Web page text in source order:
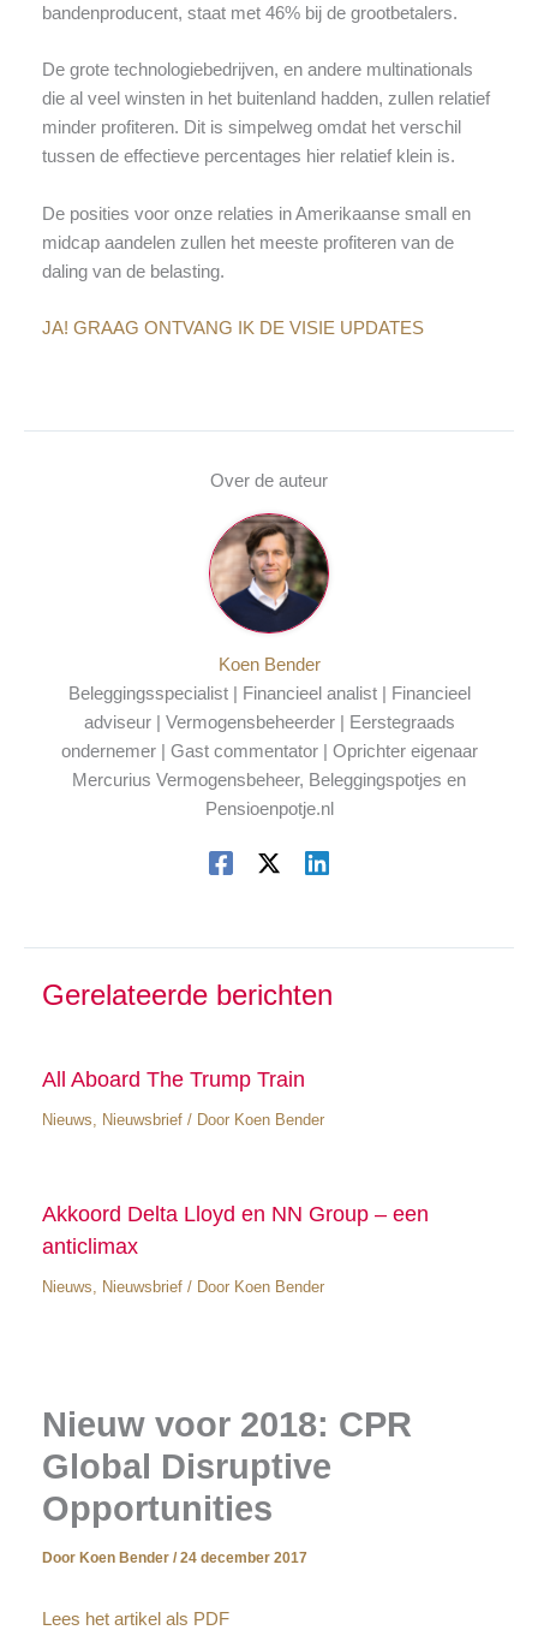
bandenproducent, staat met 46% bij de grootbetalers.
De grote technologiebedrijven, en andere multinationals
die al veel winsten in het buitenland hadden, zullen relatief
minder profiteren. Dit is simpelweg omdat het verschil
tussen de effectieve percentages hier relatief klein is.
De posities voor onze relaties in Amerikaanse small en
midcap aandelen zullen het meeste profiteren van de
daling van de belasting.
JA! GRAAG ONTVANG IK DE VISIE UPDATES
Over de auteur
Koen Bender
Beleggingsspecialist | Financieel analist | Financieel
adviseur | Vermogensbeheerder | Eerstegraads
ondernemer | Gast commentator | Oprichter eigenaar
Mercurius Vermogensbeheer, Beleggingspotjes en
Pensioenpotje.nl
Gerelateerde berichten
All Aboard The Trump Train
Nieuws Nieuwsbrief/ Door Koen Bender
Akkoord Delta Lloyd en NN Group – een
anticlimax
Nieuws Nieuwsbrief/ Door Koen Bender
Nieuw voor 2018: CPR
Global Disruptive
Opportunities
Door Koen Bender / 24 december 2017
Lees het artikel als PDF